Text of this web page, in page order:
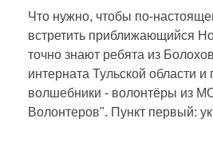
Что нужно, чтобы по-
встретить приближающийся
точно знают ребята из
интерната Тульской области
волшебники - волонтёры из
Волонтеров". Пункт первый: